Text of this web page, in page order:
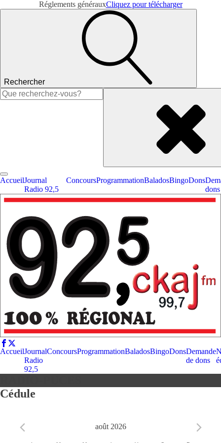
Réglements générauxCliquez pour télécharger
Rechercher
Rechercher :
AccueilJournal
Radio 92,5
ConcoursProgrammationBaladosBingoDons
dons
AccueilJournal
Radio
92,5
ConcoursProgrammationBaladosBingoDonsDemande
de dons
Cédule
août 2026